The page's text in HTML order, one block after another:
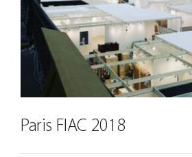
Paris FIAC 2018